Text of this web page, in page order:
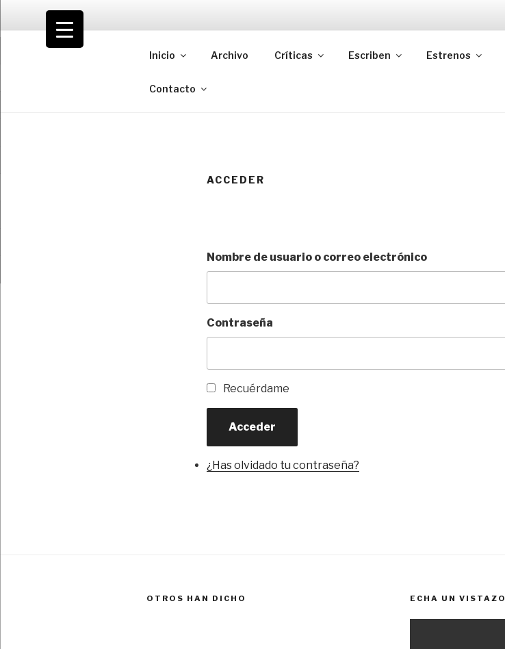
contenido
VOLODIA
Inicio Archivo Críticas Escriben Estrenos
Contacto
ACCEDER
Nombre de usuario o correo electrónico
Contraseña
Recuérdame
Acceder
¿Has olvidado tu contraseña?
OTROS HAN DICHO ECHA UN VISTAZO